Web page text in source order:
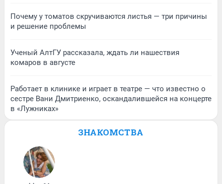
Почему у томатов скручиваются листья — три причины
и решение проблемы
Ученый АлтГУ рассказала, ждать ли нашествия
комаров в августе
Работает в клинике и играет в театре — что известно о
сестре Вани Дмитриенко, оскандалившейся на концерте
в «Лужниках»
ЗНАКОМСТВА